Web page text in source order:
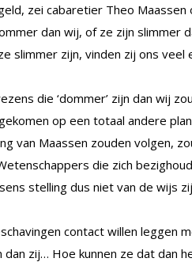
zei cabaretier Theo Maassen
dan wij, of ze zijn slimmer
slimmer zijn, vinden zij ons veel
die ‘dommer’ zijn dan wij
op een totaal andere
van Maassen zouden volgen,
die zich
stelling dus niet van de wijs
contact willen leggen
zij… Hoe kunnen ze dat dan